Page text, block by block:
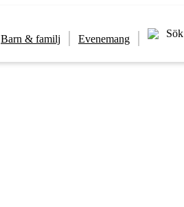
Barn & familj Evenemang Sök